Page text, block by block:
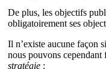
De plus, les objectifs
obligatoirement ses
Il n’existe aucune façon
nous pouvons
stratégie :